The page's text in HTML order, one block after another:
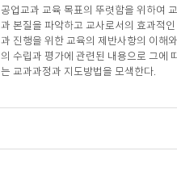
공업교과 교육 목표의 뚜렷함을 위하여
과 본질을 파악하고 교사로서의 효과적
과 진행을 위한 교육의 제반사항의 이해
의 수립과 평가에 관련된 내용으로 그에
는 교과과정과 지도방법을 모색한다.